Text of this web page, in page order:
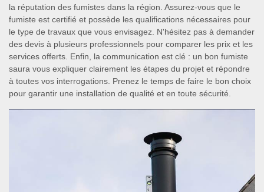
la réputation des fumistes dans la région. Assurez-vous que le
fumiste est certifié et possède les qualifications nécessaires pour
le type de travaux que vous envisagez. N'hésitez pas à demander
des devis à plusieurs professionnels pour comparer les prix et les
services offerts. Enfin, la communication est clé : un bon fumiste
saura vous expliquer clairement les étapes du projet et répondre
à toutes vos interrogations. Prenez le temps de faire le bon choix
pour garantir une installation de qualité et en toute sécurité.